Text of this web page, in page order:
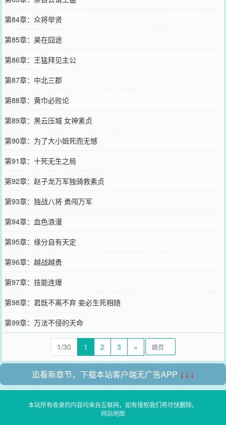
第84章：众将举贤
第85章：昊在囧途
第86章：王猛拜见主公
第87章：中北三郡
第88章：黄巾必败论
第89章：黑云压城 女神素贞
第90章：为了大小姐死而无憾
第91章：十死无生之局
第92章：赵子龙万军独骑救素贞
第93章：独战八将 勇闯万军
第94章：血色浪漫
第95章：缘分自有天定
第96章：越战越勇
第97章：技能连爆
第98章：君既不离不弃 妾必生死相随
第99章：万法不侵的天命
1/30 1 2 3 »
追看新章节，下载本站客户端无广告APP ↓↓↓
本站所有收录的内容均来自互联网，如有侵权我们将尽快删除。
网站地图